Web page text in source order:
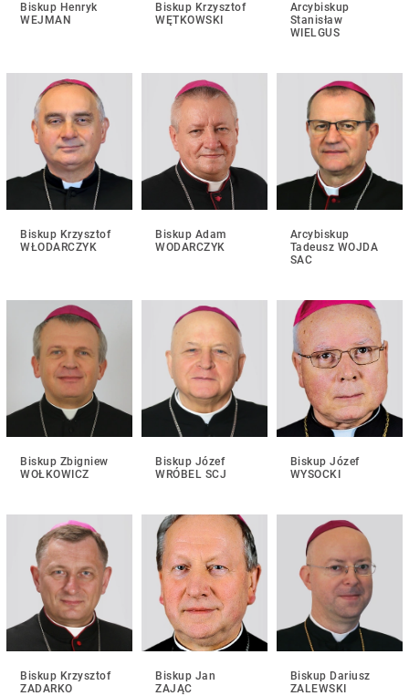
Biskup Henryk
WEJMAN
Biskup Krzysztof
WĘTKOWSKI
Arcybiskup
Stanisław
WIELGUS
Biskup Krzysztof
WŁODARCZYK
Biskup Adam
WODARCZYK
Arcybiskup
Tadeusz WOJDA
SAC
Biskup Zbigniew
WOŁKOWICZ
Biskup Józef
WRÓBEL SCJ
Biskup Józef
WYSOCKI
Biskup Krzysztof
ZADARKO
Biskup Jan
ZAJĄC
Biskup Dariusz
ZALEWSKI